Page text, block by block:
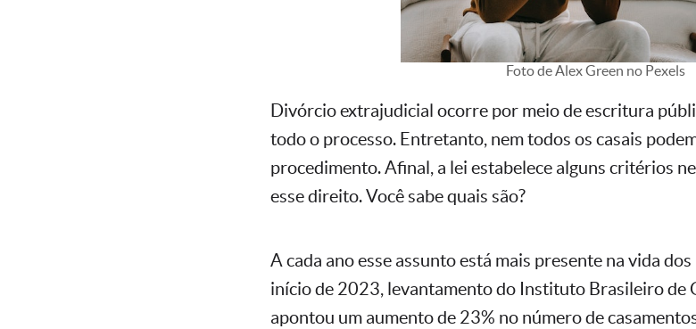
Foto de Alex Green no Pexels
Divórcio extrajudicial ocorre por meio de escritura
todo o processo. Entretanto, nem todos os casais
procedimento. Afinal, a lei estabelece alguns critérios
esse direito. Você sabe quais são?
A cada ano esse assunto está mais presente na vida
início de 2023, levantamento do Instituto Brasileiro de
apontou um aumento de 23% no número de